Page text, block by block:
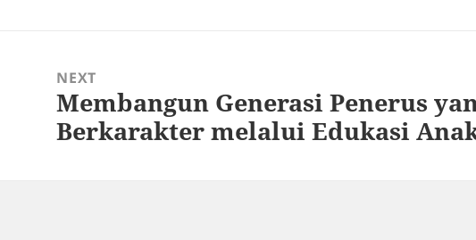
NEXT
Next
post:
Membangun Generasi Penerus
Berkarakter melalui Edukasi